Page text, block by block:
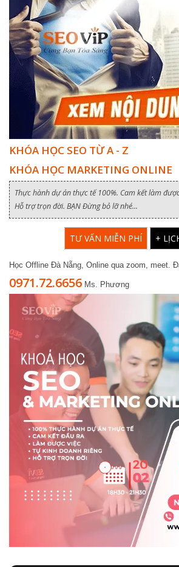
KHÓA HỌC SEO TỪ A - Z
KHÓA HỌC MARKETING ONLINE
Thực hành dự án thực tế 100%. Cam kết làm
Hỗ trợ trọn đời. BẠN Đừng bỏ lỡ nhé...
TƯ VẤN MIỄN PHÍ +
Học Offline Đà Nẵng, Online qua zoom, meet.
0971.72.6656 Ms. Phương